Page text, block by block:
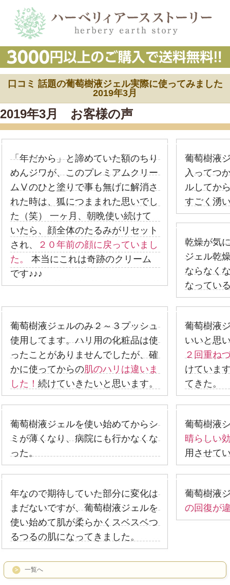
口コミ 話題の葡萄樹液ジェル実際に使ってみました
2019年3月
2019年3月 お客様の声
「年だから」と諦めていた額のちり
めんジワが、このプレミアムクリー
ムⅤのひと塗りで事も無げに解消さ
れた時は、狐につままれた思いでし
た（笑） 一ヶ月、朝晩使い続けて
いたら、顔全体のたるみがリセット
され、
２０年前の顔に戻っていまし
た。 本当にこれは奇跡のクリーム
です♪♪♪
葡萄樹液
入ってつ
ルしてか
すごく湧
乾燥が気
ジェル乾
ならなく
なってい
葡萄樹液ジェルのみ２～３プッシュ
使用してます。ハリ用の化粧品は使
ったことがありませんでしたが、確
かに使ってからの肌のハリは違いま
した！ 続けていきたいと思います。
葡萄樹液
いいと思
２回重ね
けていま
てきた。
葡萄樹液ジェルを使い始めてからシ
ミが薄くなり、病院にも行かなくな
った。
葡萄樹液
晴らしい
用させて
年なので期待していた部分に変化は
まだないですが、葡萄樹液ジェルを
使い始めて肌が柔らかくスベスベつ
るつるの肌になってきました。
葡萄樹液
の回復が
一覧へ